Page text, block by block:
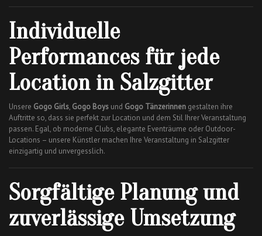
Individuelle
Performances für jede
Location in Salzgitter
Unsere Gogo Girls, Gogo Boys und Gogo Tänzerinnen gestalten ihre
Auftritte so, dass sie perfekt zur Location und dem Stil Ihrer Veranstaltung
passen. Egal, ob moderne Clubs, elegante Eventräume oder Outdoor-
Locations – unsere Künstler machen Ihre Veranstaltung in Salzgitter
einzigartig und unvergesslich.
Sorgfältige Planung und
zuverlässige Umsetzung